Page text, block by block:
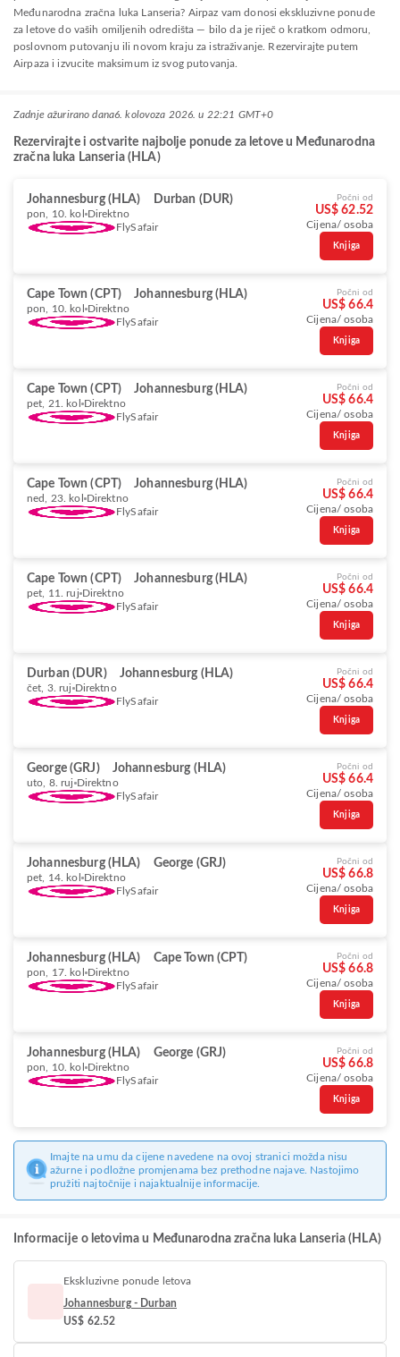
Međunarodna zračna luka Lanseria? Airpaz vam donosi ekskluzivne ponude
za letove do vaših omiljenih odredišta — bilo da je riječ o kratkom odmoru,
poslovnom putovanju ili novom kraju za istraživanje. Rezervirajte putem
Airpaza i izvucite maksimum iz svog putovanja.
Zadnje ažurirano dana6. kolovoza 2026. u 22:21 GMT+0
Rezervirajte i ostvarite najbolje ponude za letove u Međunarodna
zračna luka Lanseria (HLA)
Johannesburg (HLA) Durban (DUR)
pon, 10. kol Direktno
FlySafair
Počni od
US$ 62.52
Cijena/ osoba
Knjiga
Cape Town (CPT) Johannesburg (HLA)
pon, 10. kol Direktno
FlySafair
Počni od
US$ 66.4
Cijena/ osoba
Knjiga
Cape Town (CPT) Johannesburg (HLA)
pet, 21. kol Direktno
FlySafair
Počni od
US$ 66.4
Cijena/ osoba
Knjiga
Cape Town (CPT) Johannesburg (HLA)
ned, 23. kol Direktno
FlySafair
Počni od
US$ 66.4
Cijena/ osoba
Knjiga
Cape Town (CPT) Johannesburg (HLA)
pet, 11. ruj Direktno
FlySafair
Počni od
US$ 66.4
Cijena/ osoba
Knjiga
Durban (DUR) Johannesburg (HLA)
čet, 3. ruj Direktno
FlySafair
Počni od
US$ 66.4
Cijena/ osoba
Knjiga
George (GRJ) Johannesburg (HLA)
uto, 8. ruj Direktno
FlySafair
Počni od
US$ 66.4
Cijena/ osoba
Knjiga
Johannesburg (HLA) George (GRJ)
pet, 14. kol Direktno
FlySafair
Počni od
US$ 66.8
Cijena/ osoba
Knjiga
Johannesburg (HLA) Cape Town (CPT)
pon, 17. kol Direktno
FlySafair
Počni od
US$ 66.8
Cijena/ osoba
Knjiga
Johannesburg (HLA) George (GRJ)
pon, 10. kol Direktno
FlySafair
Počni od
US$ 66.8
Cijena/ osoba
Knjiga
Imajte na umu da cijene navedene na ovoj stranici možda nisu
ažurne i podložne promjenama bez prethodne najave. Nastojimo
pružiti najtočnije i najaktualnije informacije.
Informacije o letovima u Međunarodna zračna luka Lanseria (HLA)
Ekskluzivne ponude letova
Johannesburg - Durban
US$ 62.52